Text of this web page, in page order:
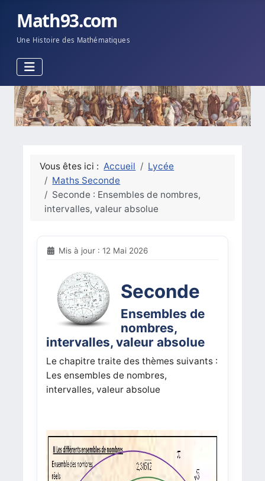
Math93.com
Une Histoire des Mathématiques
Vous êtes ici : Accueil
Lycée
Maths Seconde
Seconde : Ensembles de nombres,
intervalles, valeur absolue
Mis à jour : 12 Mai 2026
Seconde
Ensembles de
nombres,
intervalles, valeur absolue
Le chapitre traite des thèmes suivants :
Les ensembles de nombres,
intervalles, valeur absolue